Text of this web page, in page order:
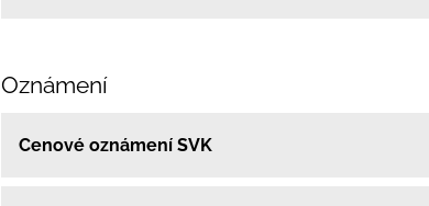
Oznámení
Cenové oznámení SVK